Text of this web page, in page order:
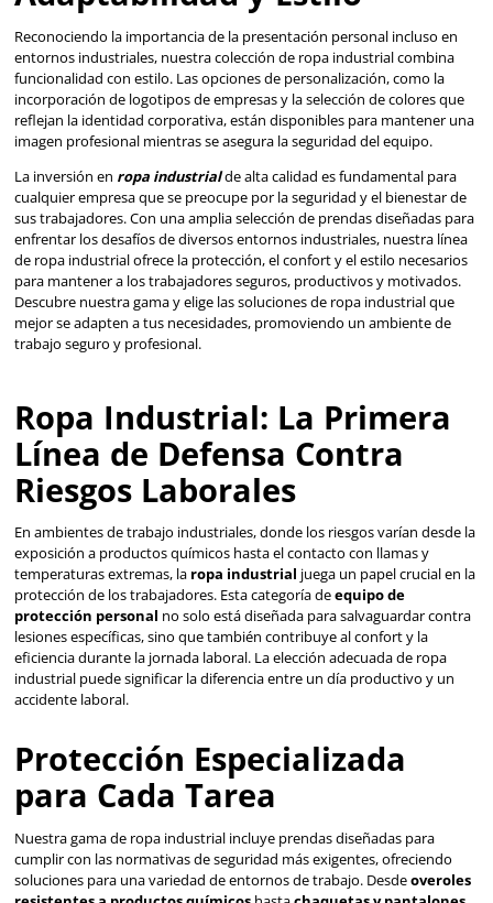
En ambientes de trabajo industriales, donde los riesgos
exposición a productos químicos hasta el contacto con
temperaturas extremas, laropa industrialjuega un
protección de los trabajadores. Esta categoría deequipo
lesiones específicas, sino que también contribuye al
eficiencia durante la jornada laboral. La elección
industrial puede significar la diferencia entre un día
accidente laboral.
Protección
Nuestra gama de ropa industrial incluye prendas
cumplir con las normativas de seguridad más exigentes,
soluciones para una variedad de entornos de trabajo.
resistentes a productos químicos
ignífugos, cada pieza está fabricada con materiales de la
calidad para ofrecer la máxima protección.
Para aquellos en la industria de la construcción o
ofrecemos ropa de trabajo duradera que protege contra
abrasiones y otros peligros mecánicos. Las prendas con
reflectantes son esenciales para trabajadores que operan
seguridad mediante la aumentación de su visibilidad.
Confort y Durabilidad
Compromisos